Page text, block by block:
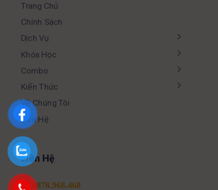
Trang Chủ
Chính Sách
Dịch Vụ
Khóa Học
Combo
Kiến Thức
Về Chúng Tôi
Liên Hệ
Liên Hệ
0878.968.468